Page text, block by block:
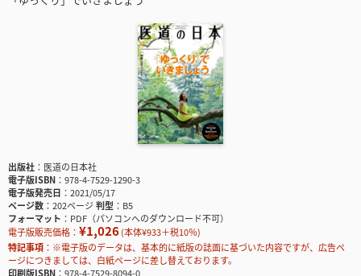
出版社
医道の日本社
電子版ISBN
978-4-7529-1290-3
電子版発売日
2021/05/17
ページ数
202ページ判型
B5
フォーマット
PDF（パソコンへのダウンロード不可）
電子版販売価格： ¥1,026(本体¥933＋税10％)
特記事項
※電子版のデータは、基本的に紙版の誌面に基づいた内容ですが、広告ペ
ージにつきましては、白紙ページに差し替えております。
印刷版ISBN
978-4-7529-8094-0